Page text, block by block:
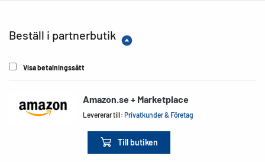
Beställ i partnerbutik
Visa betalningssätt
Amazon.se + Marketplace
Levererar till:Privatkunder & Företag
Till butiken